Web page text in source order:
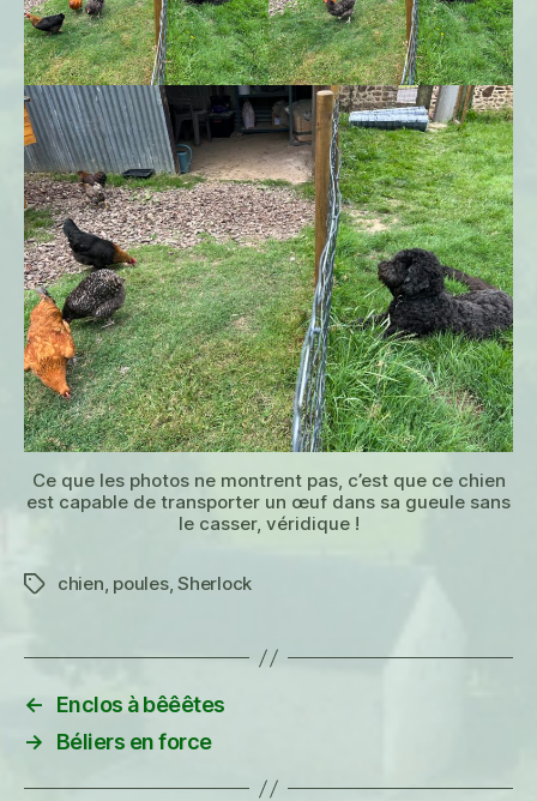
Ce que les photos ne montrent pas, c’est que ce chien
est capable de transporter un œuf dans sa gueule sans
le casser, véridique !
Étiquettes
chien, poules,Sherlock
←
Enclos à bêêêtes
→
Béliers en force